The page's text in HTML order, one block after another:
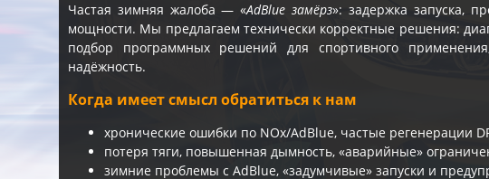
Частая зимняя жалоба — «AdBlue замёрз»: задержка запуска,
мощности. Мы предлагаем технически корректные решения:
подбор программных решений для спортивного
надёжность.
Когда имеет смысл обратиться к нам
хронические ошибки по NOx/AdBlue, частые регенерации
потеря тяги, повышенная дымность, «аварийные»
зимние проблемы с AdBlue, «задумчивые» запуски и